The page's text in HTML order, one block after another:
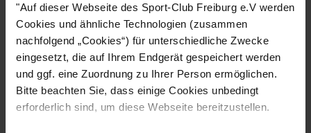
"Auf dieser Webseite des Sport-Club Freiburg e.V werden
Cookies und ähnliche Technologien (zusammen
nachfolgend „Cookies“) für unterschiedliche Zwecke
eingesetzt, die auf Ihrem Endgerät gespeichert werden
und ggf. eine Zuordnung zu Ihrer Person ermöglichen.
Bitte beachten Sie, dass einige Cookies unbedingt
erforderlich sind, um diese Webseite bereitzustellen.
HERSTELLERANGABEN
KUNDENBEWERTUNGEN (1)
Artikelnummer: 24-100226
Logistiknummer: EM001407-001